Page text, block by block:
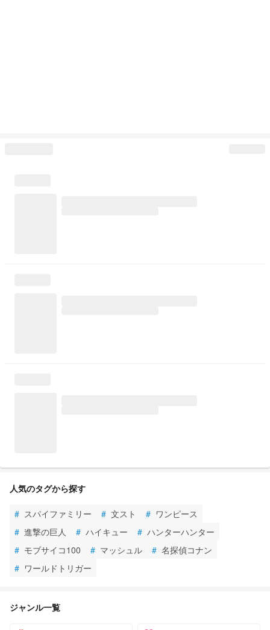
人気のタグから探す
# スパイファミリー # 文スト # ワンピース
# 進撃の巨人 # ハイキュー # ハンターハンター
# モブサイコ100 # マッシュル # 名探偵コナン
# ワールドトリガー
ジャンル一覧